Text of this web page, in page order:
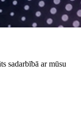
sadarbībā ar mūsu